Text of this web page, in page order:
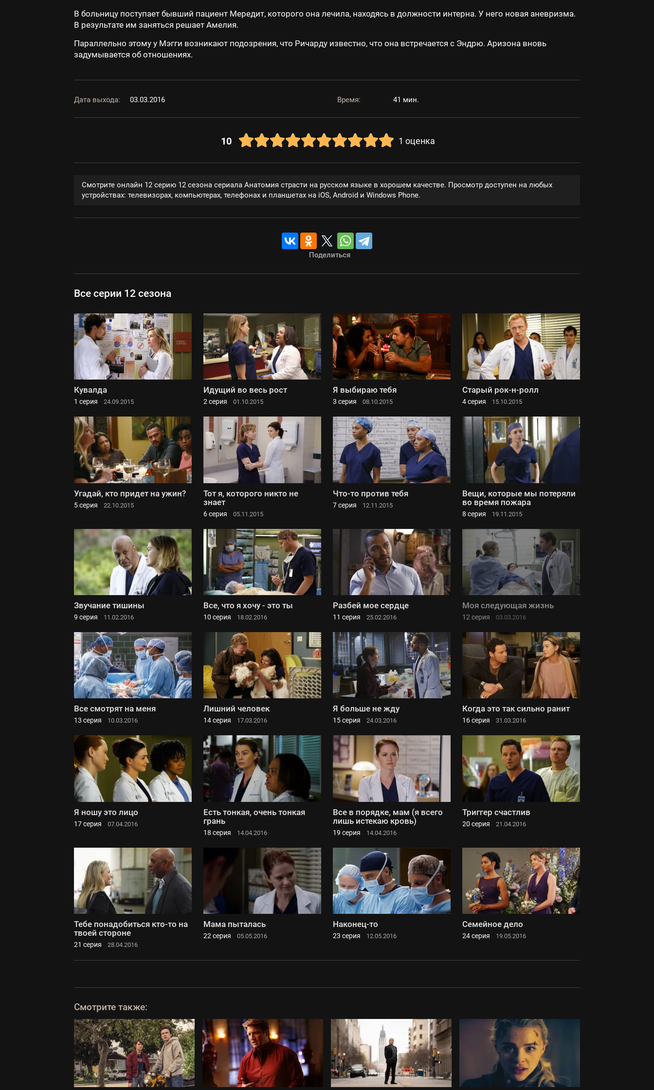
В больницу поступает бывший пациент Мередит, которого она лечила, находясь в должности интерна. У него новая аневризма.
В результате им заняться решает Амелия.
Параллельно этому у Мэгги возникают подозрения, что Ричарду известно, что она встречается с Эндрю. Аризона вновь
задумывается об отношениях.
Дата выхода: 03.03.2016 Время: 41 мин.
10 1 оценка
Смотрите онлайн 12 серию 12 сезона сериала Анатомия страсти на русском языке в хорошем качестве. Просмотр доступен на любых
устройствах: телевизорах, компьютерах, телефонах и планшетах на iOS, Android и Windows Phone.
Поделиться
Все серии 12 сезона
Кувалда
1 серия 24.09.2015
Идущий во весь рост
2 серия 01.10.2015
Я выбираю тебя
3 серия 08.10.2015
Старый рок-н-ролл
4 серия 15.10.2015
Угадай, кто придет на ужин?
5 серия 22.10.2015
Тот я, которого никто не
знает
6 серия 05.11.2015
Что-то против тебя
7 серия 12.11.2015
Вещи, которые мы потеряли
во время пожара
8 серия 19.11.2015
Звучание тишины
9 серия 11.02.2016
Все, что я хочу - это ты
10 серия 18.02.2016
Разбей мое сердце
11 серия 25.02.2016
Моя следующая жизнь
12 серия 03.03.2016
Все смотрят на меня
13 серия 10.03.2016
Лишний человек
14 серия 17.03.2016
Я больше не жду
15 серия 24.03.2016
Когда это так сильно ранит
16 серия 31.03.2016
Я ношу это лицо
17 серия 07.04.2016
Есть тонкая, очень тонкая
грань
18 серия 14.04.2016
Все в порядке, мам (я всего
лишь истекаю кровь)
19 серия 14.04.2016
Триггер счастлив
20 серия 21.04.2016
Тебе понадобиться кто-то на
твоей стороне
21 серия 28.04.2016
Мама пыталась
22 серия 05.05.2016
Наконец-то
23 серия 12.05.2016
Семейное дело
24 серия 19.05.2016
Смотрите также: